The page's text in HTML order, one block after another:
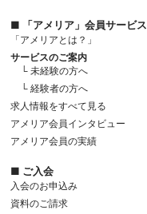
■ 「アメリア」会員サービス
「アメリアとは？」
サービスのご案内
└ 未経験の方へ
└ 経験者の方へ
求人情報をすべて見る
アメリア会員インタビュー
アメリア会員の実績
■ ご入会
入会のお申込み
資料のご請求